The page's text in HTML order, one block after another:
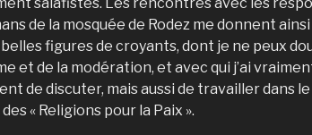
de la mosquée de Rodez me donnent
figures de croyants, dont je ne peux
et de la modération, et avec qui j’ai
de discuter, mais aussi de travailler dans
« Religions pour la Paix ».